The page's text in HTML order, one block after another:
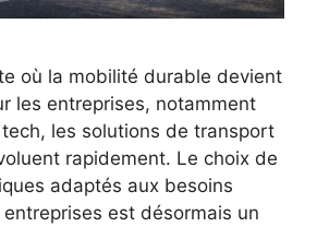
où la mobilité durable devient
les entreprises, notamment
les solutions de transport
rapidement. Le choix de
adaptés aux besoins
est désormais un